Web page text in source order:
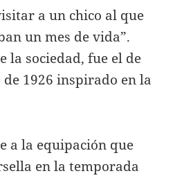
a un chico al que
un mes de vida”.
la sociedad, fue el de
1926 inspirado en la
a la equipación que
en la temporada